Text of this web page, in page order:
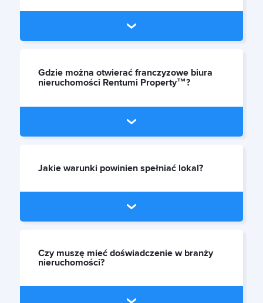
Gdzie można otwierać franczyzowe biura
nieruchomości Rentumi Property™?
Jakie warunki powinien spełniać lokal?
Czy muszę mieć doświadczenie w branży
nieruchomości?